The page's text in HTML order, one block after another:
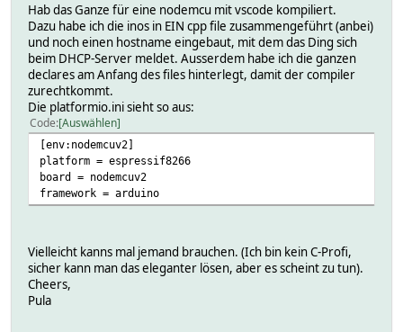
Hab das Ganze für eine nodemcu mit vscode kompiliert.
Dazu habe ich die inos in EIN cpp file zusammengeführt (anbei)
und noch einen hostname eingebaut, mit dem das Ding sich
beim DHCP-Server meldet. Ausserdem habe ich die ganzen
declares am Anfang des files hinterlegt, damit der compiler
zurechtkommt.
Die platformio.ini sieht so aus:
Code Auswählen
[env:nodemcuv2]
platform = espressif8266
board = nodemcuv2
framework = arduino
Vielleicht kanns mal jemand brauchen. (Ich bin kein C-Profi,
sicher kann man das eleganter lösen, aber es scheint zu tun).
Cheers,
Pula